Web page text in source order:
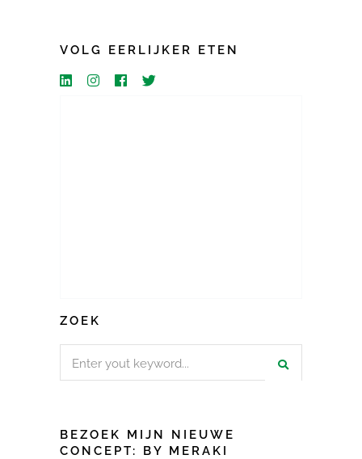
VOLG EERLIJKER ETEN
ZOEK
BEZOEK MIJN NIEUWE
CONCEPT: BY MERAKI